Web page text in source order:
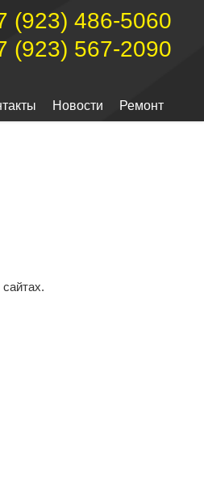
(923) 486-5060
(923) 567-2090
Новости Ремонт